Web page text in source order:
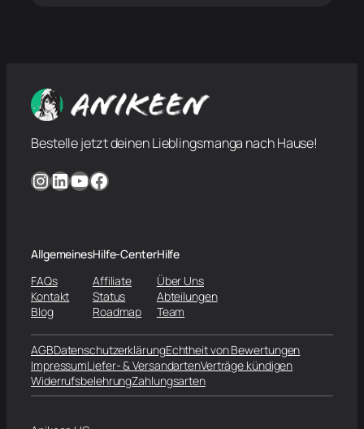
Bestelle jetzt deinen Lieblingsmanga nach Hause!
InstagramLinkedIn YouTube Facebook
Allgemeines
FAQs
Kontakt
Blog
Hilfe-Center
Affiliate
Status
Roadmap
Hilfe
Über Uns
Abteilungen
Team
AGBDatenschutzerklärungEchtheit von Bewertungen
ImpressumLiefer- & VersandartenVerträge kündigen
WiderrufsbelehrungZahlungsarten